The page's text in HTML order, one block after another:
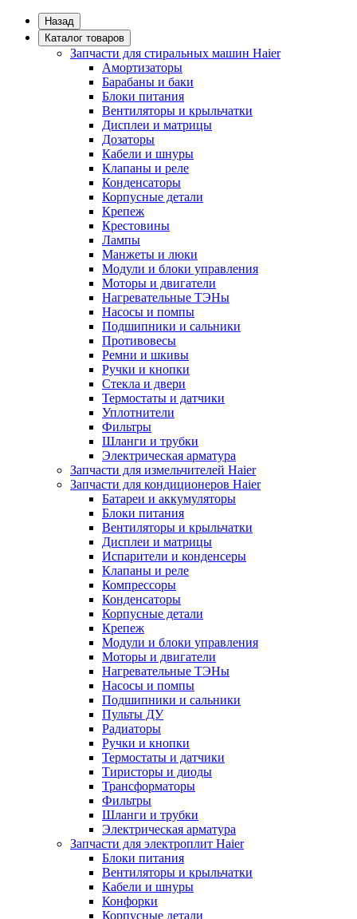
Назад
Каталог товаров
Запчасти для стиральных машин Haier
Амортизаторы
Барабаны и баки
Блоки питания
Вентиляторы и крыльчатки
Дисплеи и матрицы
Дозаторы
Кабели и шнуры
Клапаны и реле
Конденсаторы
Корпусные детали
Крепеж
Крестовины
Лампы
Манжеты и люки
Модули и блоки управления
Моторы и двигатели
Нагревательные ТЭНы
Насосы и помпы
Подшипники и сальники
Противовесы
Ремни и шкивы
Ручки и кнопки
Стекла и двери
Термостаты и датчики
Уплотнители
Фильтры
Шланги и трубки
Электрическая арматура
Запчасти для измельчителей Haier
Запчасти для кондиционеров Haier
Батареи и аккумуляторы
Блоки питания
Вентиляторы и крыльчатки
Дисплеи и матрицы
Испарители и конденсеры
Клапаны и реле
Компрессоры
Конденсаторы
Корпусные детали
Крепеж
Модули и блоки управления
Моторы и двигатели
Нагревательные ТЭНы
Насосы и помпы
Подшипники и сальники
Пульты ДУ
Радиаторы
Ручки и кнопки
Термостаты и датчики
Тиристоры и диоды
Трансформаторы
Фильтры
Шланги и трубки
Электрическая арматура
Запчасти для электроплит Haier
Блоки питания
Вентиляторы и крыльчатки
Кабели и шнуры
Конфорки
Корпусные детали